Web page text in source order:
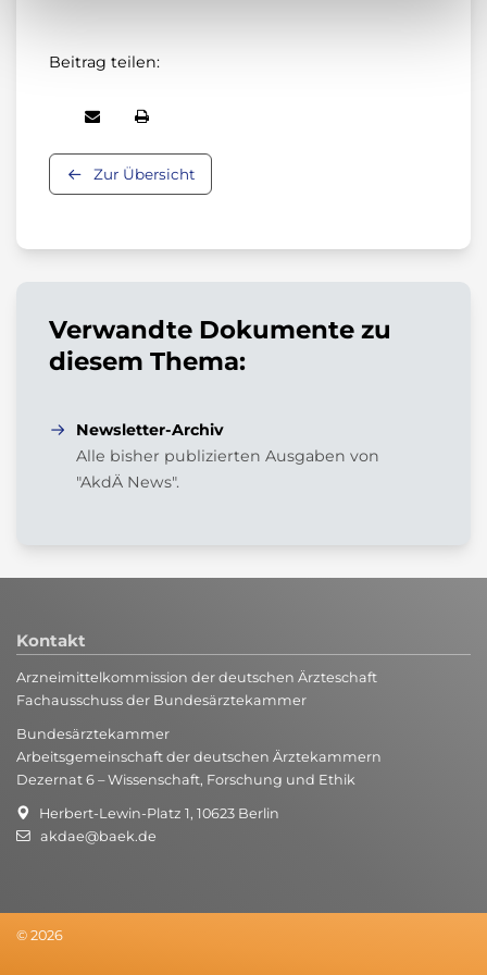
Beitrag teilen:
Zur Übersicht
Verwandte Dokumente zu
diesem Thema:
Newsletter-Archiv
Alle bisher publizierten Ausgaben von
"AkdÄ News".
Kontakt
Arzneimittelkommission der deutschen Ärzteschaft
Fachausschuss der Bundesärztekammer
Bundesärztekammer
Arbeitsgemeinschaft der deutschen Ärztekammern
Dezernat 6 – Wissenschaft, Forschung und Ethik
Herbert-Lewin-Platz 1, 10623 Berlin
akdae@baek.de
© 2026